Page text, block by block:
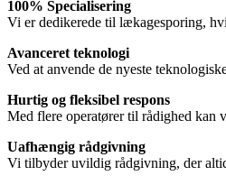
100% Specialisering
Vi er dedikerede til lækagesporing,
Avanceret teknologi
Ved at anvende de nyeste
Hurtig og fleksibel respons
Med flere operatører til rådighed kan
Uafhængig rådgivning
Vi tilbyder uvildig rådgivning, der